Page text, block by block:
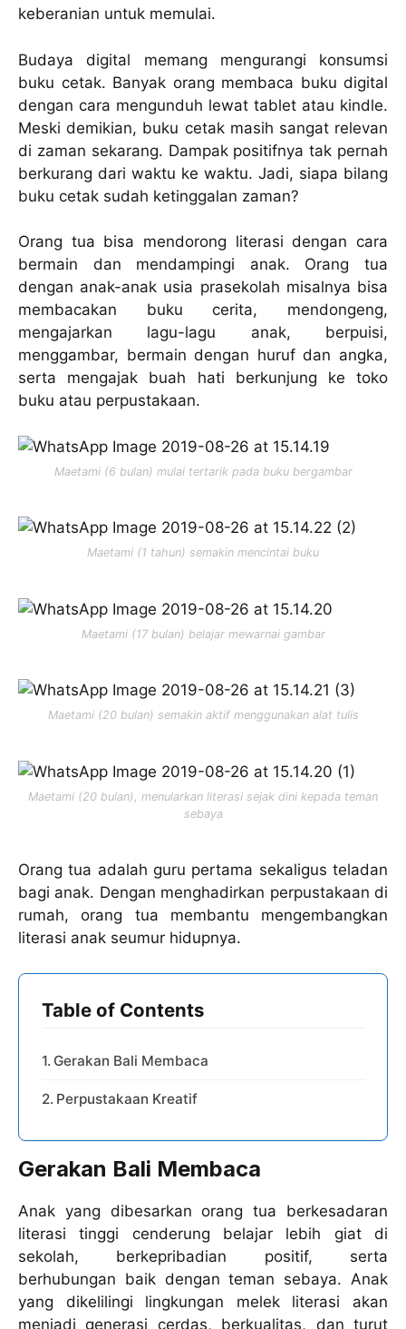
keberanian untuk memulai.
Budaya digital memang mengurangi konsumsi
buku cetak. Banyak orang membaca buku digital
dengan cara mengunduh lewat tablet atau kindle.
Meski demikian, buku cetak masih sangat relevan
di zaman sekarang. Dampak positifnya tak pernah
berkurang dari waktu ke waktu. Jadi, siapa bilang
buku cetak sudah ketinggalan zaman?
Orang tua bisa mendorong literasi dengan cara
bermain dan mendampingi anak. Orang tua
dengan anak-anak usia prasekolah misalnya bisa
membacakan buku cerita, mendongeng,
mengajarkan lagu-lagu anak, berpuisi,
menggambar, bermain dengan huruf dan angka,
serta mengajak buah hati berkunjung ke toko
buku atau perpustakaan.
Maetami (6 bulan) mulai tertarik pada buku bergambar
Maetami (1 tahun) semakin mencintai buku
Maetami (17 bulan) belajar mewarnai gambar
Maetami (20 bulan) semakin aktif menggunakan alat tulis
Maetami (20 bulan), menularkan literasi sejak dini kepada teman
sebaya
Orang tua adalah guru pertama sekaligus teladan
bagi anak. Dengan menghadirkan perpustakaan di
rumah, orang tua membantu mengembangkan
literasi anak seumur hidupnya.
Table of Contents
Gerakan Bali Membaca
Perpustakaan Kreatif
Gerakan Bali Membaca
Anak yang dibesarkan orang tua berkesadaran
literasi tinggi cenderung belajar lebih giat di
sekolah, berkepribadian positif, serta
berhubungan baik dengan teman sebaya. Anak
yang dikelilingi lingkungan melek literasi akan
menjadi generasi cerdas, berkualitas, dan turut